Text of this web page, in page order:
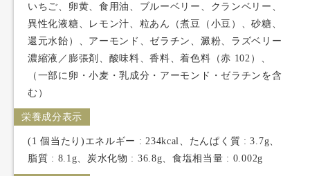
いちご、卵黄、食用油、ブルーベリー、クランベリー、
異性化液糖、レモン汁、粒あん（煮豆（小豆）、砂糖、
還元水飴）、アーモンド、ゼラチン、澱粉、ラズベリー
濃縮液／膨張剤、酸味料、香料、着色料（赤 102）、
（一部に卵・小麦・乳成分・アーモンド・ゼラチンを含
む）
栄養成分表示
(1 個当たり)エネルギー : 234kcal、たんぱく質 : 3.7g、
脂質 : 8.1g、炭水化物 : 36.8g、食塩相当量 : 0.002g